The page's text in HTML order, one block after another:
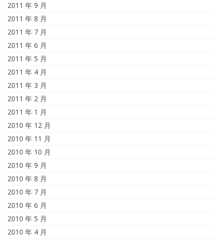
2011 年 9 月
2011 年 8 月
2011 年 7 月
2011 年 6 月
2011 年 5 月
2011 年 4 月
2011 年 3 月
2011 年 2 月
2011 年 1 月
2010 年 12 月
2010 年 11 月
2010 年 10 月
2010 年 9 月
2010 年 8 月
2010 年 7 月
2010 年 6 月
2010 年 5 月
2010 年 4 月